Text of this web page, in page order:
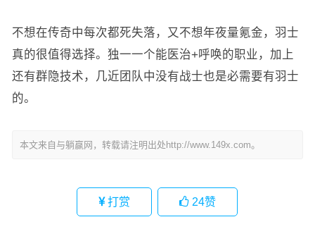
不想在传奇中每次都死失落，又不想年夜量氪金，羽士
真的很值得选择。独一一个能医治+呼唤的职业，加上
还有群隐技术，几近团队中没有战士也是必需要有羽士
的。
本文来自与躺赢网，转载请注明出处http://www.149x.com。
打赏 24赞